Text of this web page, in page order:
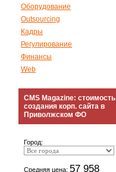
Оборудование
Outsourcing
Кадры
Регулирование
Финансы
Web
CMS Magazine: стоимость
создания корп. сайта в
Приволжском ФО
Город:
Средняя цена: 57 958